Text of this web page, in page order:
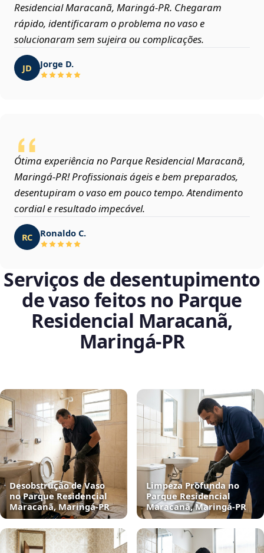
Residencial Maracanã, Maringá‑PR. Chegaram
rápido, identificaram o problema no vaso e
solucionaram sem sujeira ou complicações.
JD Jorge D.
Ótima experiência no Parque Residencial Maracanã,
Maringá‑PR! Profissionais ágeis e bem preparados,
desentupiram o vaso em pouco tempo. Atendimento
cordial e resultado impecável.
RC Ronaldo C.
Serviços de desentupimento
de vaso feitos no Parque
Residencial Maracanã,
Maringá‑PR
Desobstrução de Vaso
no Parque Residencial
Maracanã, Maringá‑PR
Limpeza Profunda no
Parque Residencial
Maracanã, Maringá‑PR